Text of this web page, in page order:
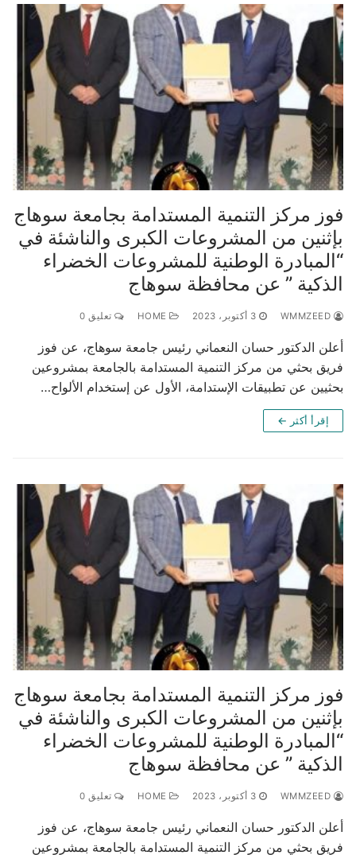
فوز مركز التنمية المستدامة بجامعة سوهاج
بإثنين من المشروعات الكبرى والناشئة في
“المبادرة الوطنية للمشروعات الخضراء
الذكية ” عن محافظة سوهاج
3 أكتوبر، 2023 تعليق 0
أعلن الدكتور حسان النعماني رئيس جامعة سوهاج، عن فوز
فريق بحثي من مركز التنمية المستدامة بالجامعة بمشروعين
بحثيين عن تطبيقات الإستدامة، الأول عن إستخدام الألواح…
إقرأ أكثر ←
فوز مركز التنمية المستدامة بجامعة سوهاج
بإثنين من المشروعات الكبرى والناشئة في
“المبادرة الوطنية للمشروعات الخضراء
الذكية ” عن محافظة سوهاج
3 أكتوبر، 2023 تعليق 0
أعلن الدكتور حسان النعماني رئيس جامعة سوهاج، عن فوز
فريق بحثي من مركز التنمية المستدامة بالجامعة بمشروعين